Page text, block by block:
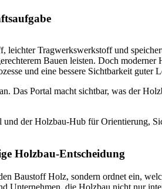
leichter Tragwerkswerkstoff und
Bauen leisten. Doch
und eine bessere Sichtbarkeit guter
Das Portal macht sichtbar, was der
und der Holzbau-Hub für Orientierung,
Holzbau-Entscheidung
Baustoff Holz, sondern ordnet ein,
Unternehmen, die Holzbau nicht nur